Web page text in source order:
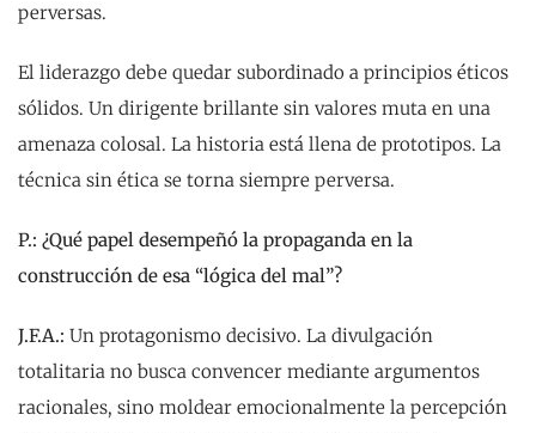
perversas.
El liderazgo debe quedar subordinado a principios éticos
sólidos. Un dirigente brillante sin valores muta en una
amenaza colosal. La historia está llena de prototipos. La
técnica sin ética se torna siempre perversa.
P.: ¿Qué papel desempeñó la propaganda en la
construcción de esa “lógica del mal”?
J.F.A.: Un protagonismo decisivo. La divulgación
totalitaria no busca convencer mediante argumentos
racionales, sino moldear emocionalmente la percepción